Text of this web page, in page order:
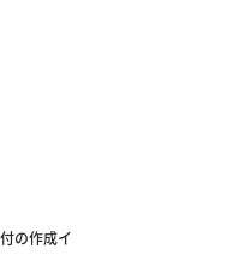
の作成イ